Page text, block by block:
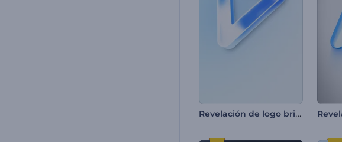
Revelación de logo brillante y minimalista